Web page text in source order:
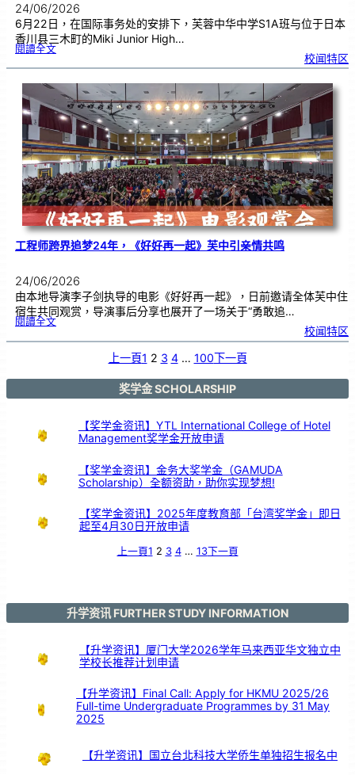
24/06/2026
6月22日，在国际事务处的安排下，芙蓉中华中学S1A班与位于日本
香川县三木町的Miki Junior High…
閱讀全文:芙
日
友
校
线
上
流
|传
统
游
戏
连
结
跨
国
友
谊
校闻特区
工程师跨界追梦24年，《好好再一起》芙中引亲情共鸣
24/06/2026
由本地导演李子剑执导的电影《好好再一起》，日前邀请全体芙中住
宿生共同观赏，导演事后分享也展开了一场关于“勇敢追…
閱讀全文:工
跨
年
，
好
校闻特区
上一頁1 2 3 4 … 100下一頁
奖学金 SCHOLARSHIP
【奖学金资讯】YTL International College of Hotel
Management奖学金开放申请
【奖学金资讯】金务大奖学金（GAMUDA
Scholarship）全额资助，助你实现梦想!
【奖学金资讯】2025年度教育部「台湾奖学金」即日
起至4月30日开放申请
上一頁1 2 3 4 … 13下一頁
升学资讯 FURTHER STUDY INFORMATION
【升学资讯】厦门大学2026学年马来西亚华文独立中
学校长推荐计划申请
【升学资讯】Final Call: Apply for HKMU 2025/26
Full-time Undergraduate Programmes by 31 May
2025
【升学资讯】国立台北科技大学侨生单独招生报名中